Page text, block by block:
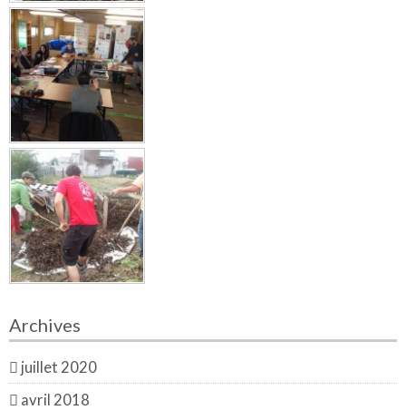
Archives
juillet 2020
avril 2018